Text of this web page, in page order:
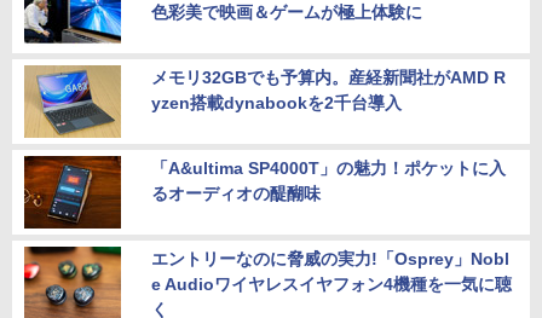
色彩美で映画＆ゲームが極上体験に
メモリ32GBでも予算内。産経新聞社がAMD R
yzen搭載dynabookを2千台導入
「A&ultima SP4000T」の魅力！ポケットに入
るオーディオの醍醐味
エントリーなのに脅威の実力!「Osprey」Nobl
e Audioワイヤレスイヤフォン4機種を一気に聴
く